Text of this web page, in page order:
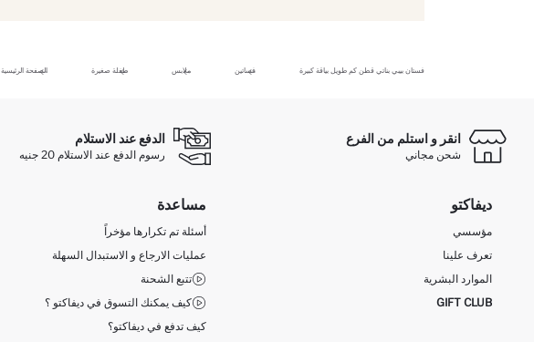
الصفحة الرئيسية طفلة صغيرة ملابس فساتين فستان بيبي بناتي قطن كم طويل بياقة كبيرة
انقر و استلم من الفرع
شحن مجاني
الدفع عند الاستلام
رسوم الدفع عند الاستلام 20 جنيه
ديفاكتو
مؤسسي
تعرف علينا
الموارد البشرية
GIFT CLUB
مساعدة
أسئلة تم تكرارها مؤخراً
عمليات الارجاع و الاستبدال السهلة
تتبع الشحنة
كيف يمكنك التسوق في ديفاكتو ؟
كيف تدفع في ديفاكتو؟